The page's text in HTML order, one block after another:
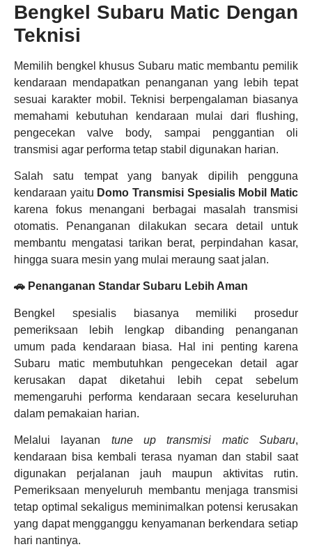
Bengkel Subaru Matic Dengan
Teknisi
Memilih bengkel khusus Subaru matic membantu pemilik
kendaraan mendapatkan penanganan yang lebih tepat
sesuai karakter mobil. Teknisi berpengalaman biasanya
memahami kebutuhan kendaraan mulai dari flushing,
pengecekan valve body, sampai penggantian oli
transmisi agar performa tetap stabil digunakan harian.
Salah satu tempat yang banyak dipilih pengguna
kendaraan yaitu Domo Transmisi Spesialis Mobil Matic
karena fokus menangani berbagai masalah transmisi
otomatis. Penanganan dilakukan secara detail untuk
membantu mengatasi tarikan berat, perpindahan kasar,
hingga suara mesin yang mulai meraung saat jalan.
🚗 Penanganan Standar Subaru Lebih Aman
Bengkel spesialis biasanya memiliki prosedur
pemeriksaan lebih lengkap dibanding penanganan
umum pada kendaraan biasa. Hal ini penting karena
Subaru matic membutuhkan pengecekan detail agar
kerusakan dapat diketahui lebih cepat sebelum
memengaruhi performa kendaraan secara keseluruhan
dalam pemakaian harian.
Melalui layanan tune up transmisi matic Subaru,
kendaraan bisa kembali terasa nyaman dan stabil saat
digunakan perjalanan jauh maupun aktivitas rutin.
Pemeriksaan menyeluruh membantu menjaga transmisi
tetap optimal sekaligus meminimalkan potensi kerusakan
yang dapat mengganggu kenyamanan berkendara setiap
hari nantinya.